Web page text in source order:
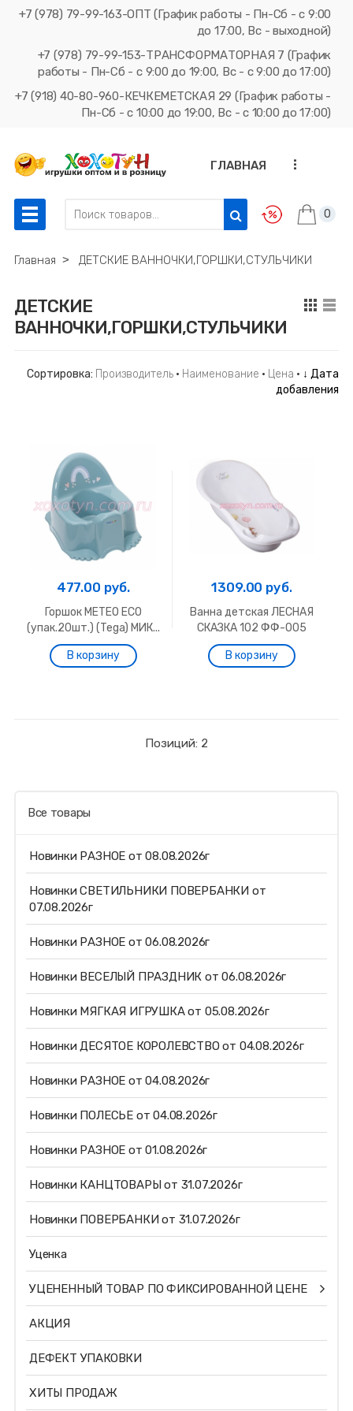
+7 (978) 79-99-163-ОПТ (График работы - Пн-Сб - с 9:00
до 17:00, Вс - выходной)
+7 (978) 79-99-153-ТРАНСФОРМАТОРНАЯ 7 (График
работы - Пн-Сб - с 9:00 до 19:00, Вс - с 9:00 до 17:00)
+7 (918) 40-80-960-КЕЧКЕМЕТСКАЯ 29 (График работы -
Пн-Сб - с 10:00 до 19:00, Вс - с 10:00 до 17:00)
ГЛАВНАЯ ...
0
Главная ˃ ДЕТСКИЕ ВАННОЧКИ,ГОРШКИ,СТУЛЬЧИКИ
ДЕТСКИЕ
ВАННОЧКИ,ГОРШКИ,СТУЛЬЧИКИ
Сортировка: Производитель · Наименование · Цена · ↓ Дата
добавления
477.00 руб.
Горшок METEO ECO
(упак.20шт.) (Tega) МИК...
1309.00 руб.
Ванна детская ЛЕСНАЯ
СКАЗКА 102 ФФ-005
Позиций: 2
Все товары
Новинки РАЗНОЕ от 08.08.2026г
Новинки СВЕТИЛЬНИКИ ПОВЕРБАНКИ от
07.08.2026г
Новинки РАЗНОЕ от 06.08.2026г
Новинки ВЕСЕЛЫЙ ПРАЗДНИК от 06.08.2026г
Новинки МЯГКАЯ ИГРУШКА от 05.08.2026г
Новинки ДЕСЯТОЕ КОРОЛЕВСТВО от 04.08.2026г
Новинки РАЗНОЕ от 04.08.2026г
Новинки ПОЛЕСЬЕ от 04.08.2026г
Новинки РАЗНОЕ от 01.08.2026г
Новинки КАНЦТОВАРЫ от 31.07.2026г
Новинки ПОВЕРБАНКИ от 31.07.2026г
Уценка
УЦЕНЕННЫЙ ТОВАР ПО ФИКСИРОВАННОЙ ЦЕНЕ
АКЦИЯ
ДЕФЕКТ УПАКОВКИ
ХИТЫ ПРОДАЖ